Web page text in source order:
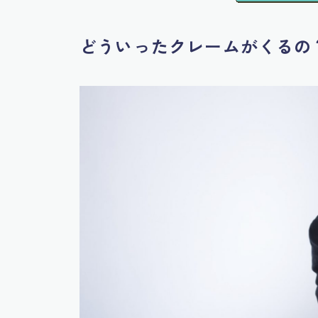
どういったクレームがくるの